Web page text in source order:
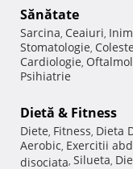
Sănătate
Sarcina, Ceaiuri,
Stomatologie,
Cardiologie,
Psihiatrie
Dietă & Fitness
Diete, Fitness, Dieta
Aerobic, Exercitii
disociata, Silueta,